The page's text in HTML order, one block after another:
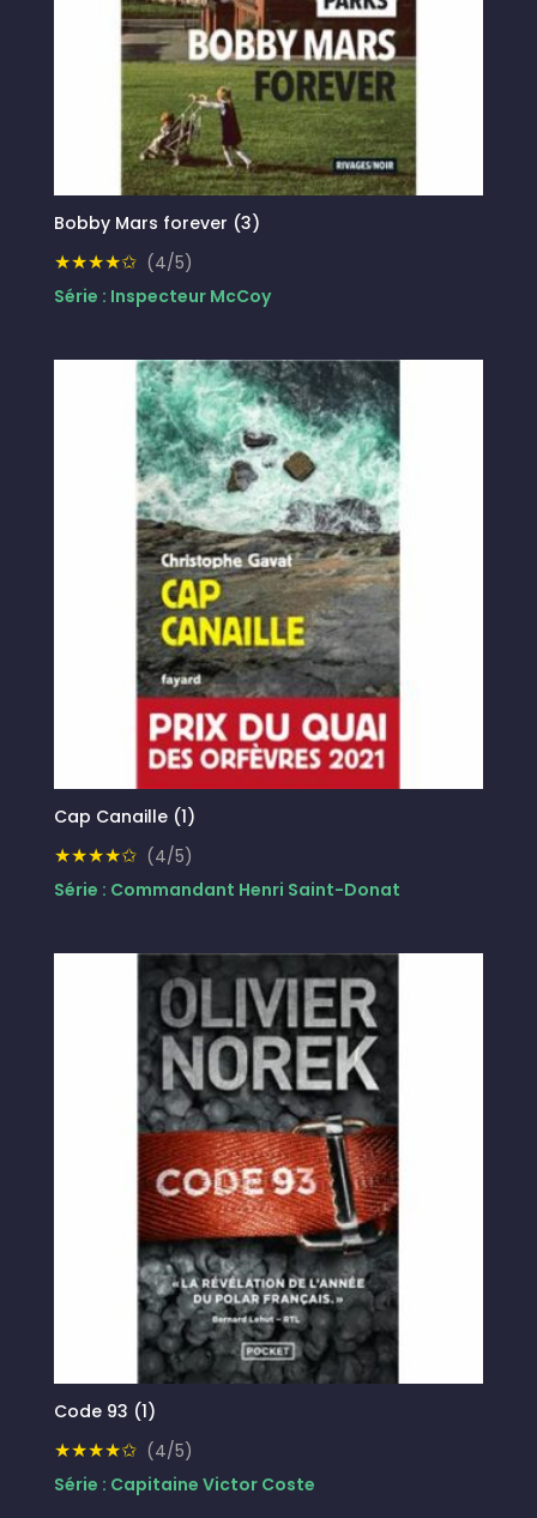
Bobby Mars forever (3)
★★★★✩ (4/5)
Série : Inspecteur McCoy
Cap Canaille (1)
★★★★✩ (4/5)
Série : Commandant Henri Saint-Donat
Code 93 (1)
★★★★✩ (4/5)
Série : Capitaine Victor Coste